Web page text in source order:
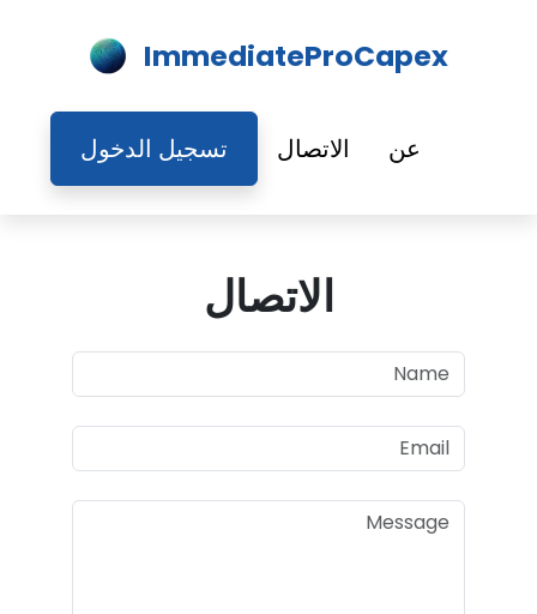
ImmediateProCapex
عن الاتصال تسجيل الدخول
الاتصال